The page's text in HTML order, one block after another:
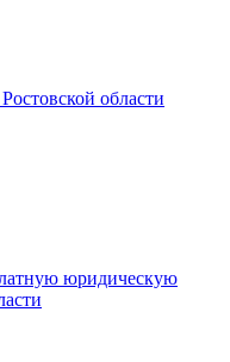
области
юридическую